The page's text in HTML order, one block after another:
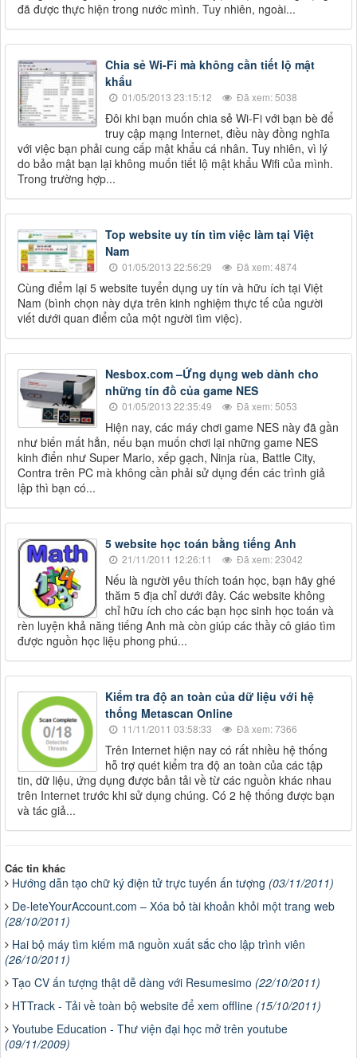
đã được thực hiện trong nước mình. Tuy nhiên, ngoài...
Chia sẻ Wi-Fi mà không cần tiết lộ mật
khẩu
01/05/2013 23:15:12 Đã xem: 5038
Đôi khi bạn muốn chia sẻ Wi-Fi với bạn bè để
truy cập mạng Internet, điều này đồng nghĩa
với việc bạn phải cung cấp mật khẩu cá nhân. Tuy nhiên, vì lý
do bảo mật bạn lại không muốn tiết lộ mật khẩu Wifi của mình.
Trong trường hợp...
Top website uy tín tìm việc làm tại Việt
Nam
01/05/2013 22:56:29 Đã xem: 4874
Cùng điểm lại 5 website tuyển dụng uy tín và hữu ích tại Việt
Nam (bình chọn này dựa trên kinh nghiệm thực tế của người
viết dưới quan điểm của một người tìm việc).
Nesbox.com –Ứng dụng web dành cho
những tín đồ của game NES
01/05/2013 22:35:49 Đã xem: 5053
Hiện nay, các máy chơi game NES này đã gần
như biến mất hẳn, nếu bạn muốn chơi lại những game NES
kinh điển như Super Mario, xếp gạch, Ninja rùa, Battle City,
Contra trên PC mà không cần phải sử dụng đến các trình giả
lập thì bạn có...
5 website học toán bằng tiếng Anh
21/11/2011 12:26:11 Đã xem: 23042
Nếu là người yêu thích toán học, bạn hãy ghé
thăm 5 địa chỉ dưới đây. Các website không
chỉ hữu ích cho các bạn học sinh học toán và
rèn luyện khả năng tiếng Anh mà còn giúp các thầy cô giáo tìm
được nguồn học liệu phong phú...
Kiểm tra độ an toàn của dữ liệu với hệ
thống Metascan Online
11/11/2011 03:58:33 Đã xem: 7366
Trên Internet hiện nay có rất nhiều hệ thống
hỗ trợ quét kiểm tra độ an toàn của các tập
tin, dữ liệu, ứng dụng được bản tải về từ các nguồn khác nhau
trên Internet trước khi sử dụng chúng. Có 2 hệ thống được bạn
và tác giả...
Các tin khác
Hướng dẫn tạo chữ ký điện tử trực tuyến ấn tượng (03/11/2011)
De-leteYourAccount.com – Xóa bỏ tài khoản khỏi một trang web
(28/10/2011)
Hai bộ máy tìm kiếm mã nguồn xuất sắc cho lập trình viên
(26/10/2011)
Tạo CV ấn tượng thật dễ dàng với Resumesimo (22/10/2011)
HTTrack - Tải về toàn bộ website để xem offline (15/10/2011)
Youtube Education - Thư viện đại học mở trên youtube
(09/11/2009)